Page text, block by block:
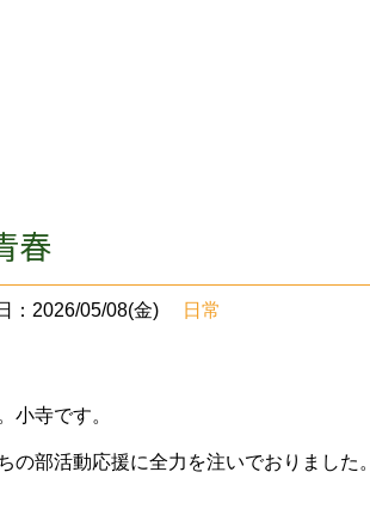
春
：2026/05/08(金) 日常
小寺です。
の部活動応援に全力を注いでおりました。